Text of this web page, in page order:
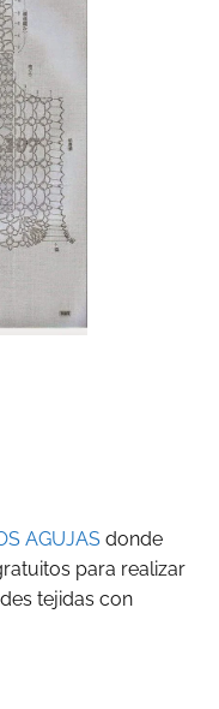
AGUJAS donde
para realizar
tejidas con